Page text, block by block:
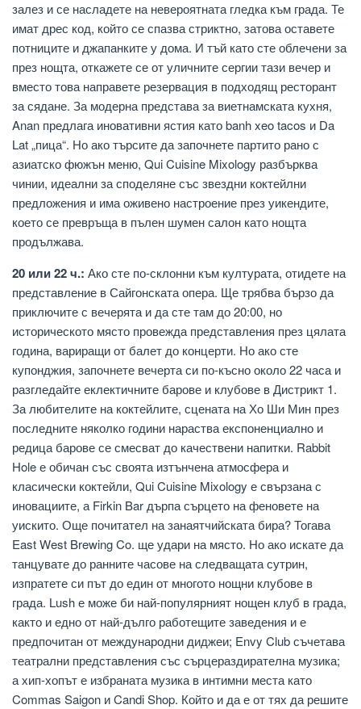
залез и се насладете на невероятната гледка към града. Те
имат дрес код, който се спазва стриктно, затова оставете
потниците и джапанките у дома. И тъй като сте облечени за
през нощта, откажете се от уличните сергии тази вечер и
вместо това направете резервация в подходящ ресторант
за сядане. За модерна представа за виетнамската кухня,
Anan предлага иновативни ястия като banh xeo tacos и Da
Lat „пица“. Но ако търсите да започнете партито рано с
азиатско фюжън меню, Qui Cuisine Mixology разбърква
чинии, идеални за споделяне със звездни коктейлни
предложения и има оживено настроение през уикендите,
което се превръща в пълен шумен салон като нощта
продължава.
20 или 22 ч.: Ако сте по-склонни към културата, отидете на
представление в Сайгонската опера. Ще трябва бързо да
приключите с вечерята и да сте там до 20:00, но
историческото място провежда представления през цялата
година, вариращи от балет до концерти. Но ако сте
купонджия, започнете вечерта си по-късно около 22 часа и
разгледайте еклектичните барове и клубове в Дистрикт 1.
За любителите на коктейлите, сцената на Хо Ши Мин през
последните няколко години нараства експоненциално и
редица барове се смесват до качествени напитки. Rabbit
Hole е обичан със своята изтънчена атмосфера и
класически коктейли, Qui Cuisine Mixology е свързана с
иновациите, а Firkin Bar дърпа сърцето на феновете на
уискито. Още почитател на занаятчийската бира? Тогава
East West Brewing Co. ще удари на място. Но ако искате да
танцувате до ранните часове на следващата сутрин,
изпратете си път до един от многото нощни клубове в
града. Lush е може би най-популярният нощен клуб в града,
както и едно от най-дълго работещите заведения и е
предпочитан от международни диджеи; Envy Club съчетава
театрални представления със сърцераздирателна музика;
а хип-хопът е избраната музика в интимни места като
Commas Saigon и Candi Shop. Който и да е от тях да решите